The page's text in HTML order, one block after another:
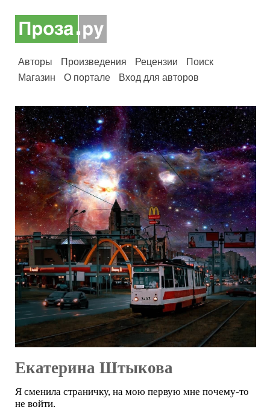
Авторы Произведения Рецензии
Поиск
Магазин
О портале Вход для авторов
Екатерина Штыкова
Я сменила страничку, на мою первую мне почему-то
не войти.